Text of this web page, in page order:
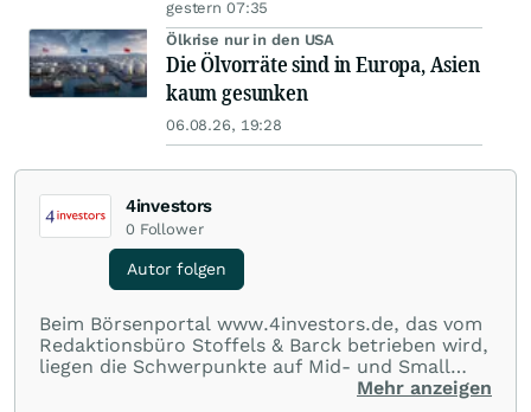
gestern 07:35
Ölkrise nur in den USA
Die Ölvorräte sind in Europa, Asien
kaum gesunken
06.08.26, 19:28
4investors
0 Follower
Autor folgen
Beim Börsenportal www.4investors.de, das vom
Redaktionsbüro Stoffels & Barck betrieben wird,
liegen die Schwerpunkte auf Mid- und Small
Caps aus dem deutschsprachigen Raum. Der
Mehr anzeigen